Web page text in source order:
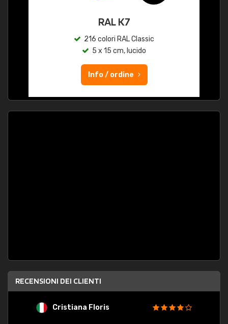
RAL K7
216 colori RAL Classic
5 x 15 cm, lucido
Info / ordine
RECENSIONI DEI CLIENTI
Cristiana Floris